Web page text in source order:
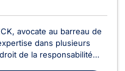
avocate au barreau de
dans plusieurs
de la responsabilité